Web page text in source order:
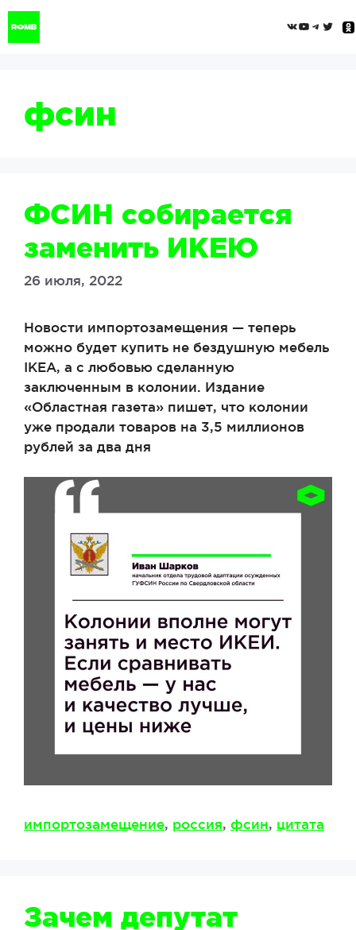
Перейти
фсин
ФСИН собирается
заменить ИКЕЮ
26 июля, 2022
Новости импортозамещения — теперь
можно будет купить не бездушную мебель
IKEA, а с любовью сделанную
заключенным в колонии. Издание
«Областная газета» пишет, что колонии
уже продали товаров на 3,5 миллионов
рублей за два дня
Метки
импортозамещение, россия, фсин, цитата
Зачем депутат